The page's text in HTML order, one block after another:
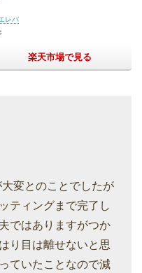
レバ
楽天市場で見る
変とのことでしたが
ティングまで完了し
ではありますがつか
り目は離せないと思
ていたことなので減